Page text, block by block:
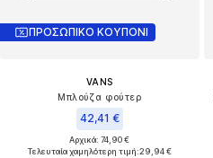
ΠΡΟΣΩΠΙΚΟ ΚΟΥΠΟΝΙ
VANS
Μπλούζα φούτερ
42,41 €
Αρχικά: 74,90 €
Τελευταία χαμηλότερη τιμή:29,94 €